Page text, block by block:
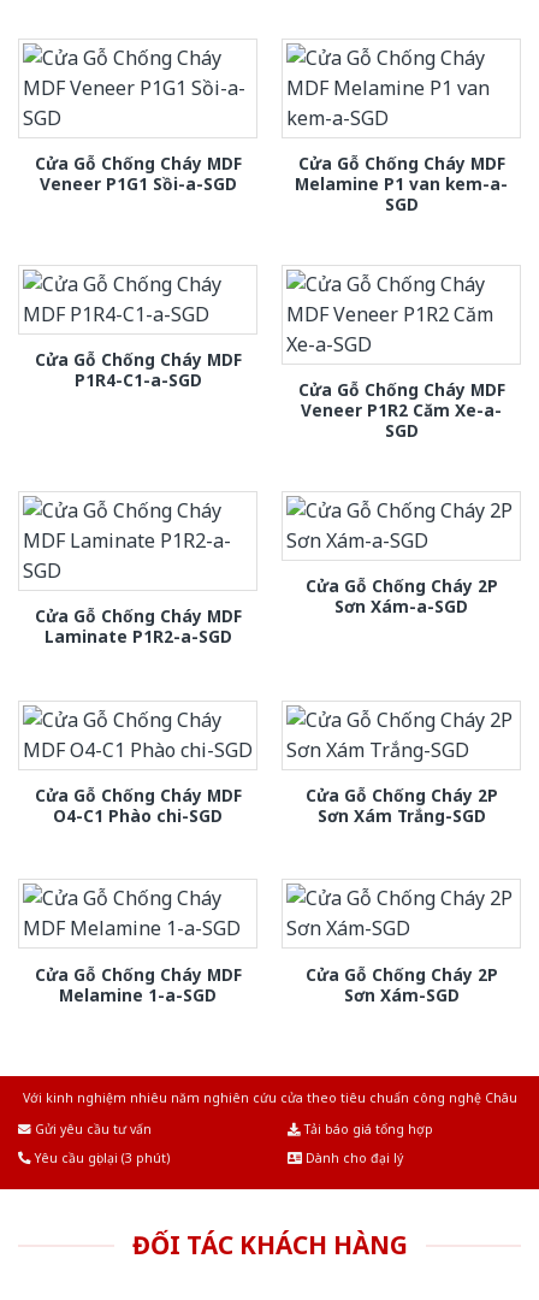
Cửa Gỗ Chống Cháy MDF
Veneer P1G1 Sồi-a-SGD
Cửa Gỗ Chống Cháy MDF
Melamine P1 van kem-a-
SGD
Cửa Gỗ Chống Cháy MDF
P1R4-C1-a-SGD
Cửa Gỗ Chống Cháy MDF
Veneer P1R2 Căm Xe-a-
SGD
Cửa Gỗ Chống Cháy MDF
Laminate P1R2-a-SGD
Cửa Gỗ Chống Cháy 2P
Sơn Xám-a-SGD
Cửa Gỗ Chống Cháy MDF
O4-C1 Phào chi-SGD
Cửa Gỗ Chống Cháy 2P
Sơn Xám Trắng-SGD
Cửa Gỗ Chống Cháy MDF
Melamine 1-a-SGD
Cửa Gỗ Chống Cháy 2P
Sơn Xám-SGD
Với kinh nghiệm nhiêu năm nghiên cứu cửa theo tiêu chuẩn công nghệ Châu
Gửi yêu cầu tư vấn
Tải báo giá tổng hợp
Yêu cầu gọi lại (3 phút)
Dành cho đại lý
ĐỐI TÁC KHÁCH HÀNG